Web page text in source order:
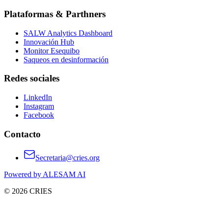
Plataformas & Parthners
SALW Analytics Dashboard
Innovación Hub
Monitor Esequibo
Saqueos en desinformación
Redes sociales
LinkedIn
Instagram
Facebook
Contacto
Secretaria@cries.org
Powered by ALESAM AI
© 2026 CRIES